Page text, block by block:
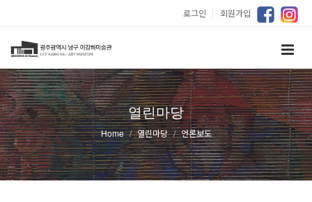
로그인 ｜ 회원가입
열린마당
Home 열린마당 언론보도